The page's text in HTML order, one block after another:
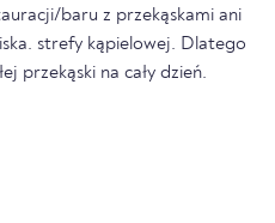
baru z przekąskami ani
strefy kąpielowej. Dlatego
przekąski na cały dzień.